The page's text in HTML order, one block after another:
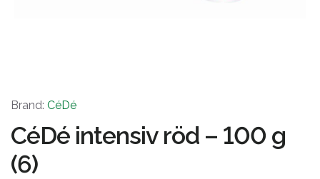
Brand: CéDé
CéDé intensiv röd – 100 g
(6)